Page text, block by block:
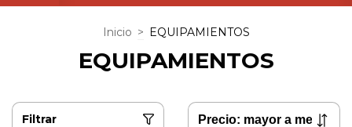
Inicio > EQUIPAMIENTOS
EQUIPAMIENTOS
Filtrar